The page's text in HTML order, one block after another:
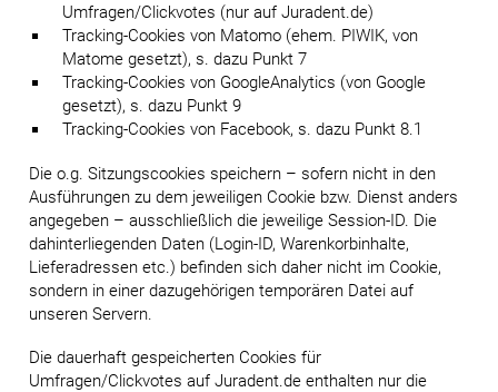
Umfragen/Clickvotes (nur auf Juradent.de)
Tracking-Cookies von Matomo (ehem. PIWIK, von
Matome gesetzt), s. dazu Punkt 7
Tracking-Cookies von GoogleAnalytics (von Google
gesetzt), s. dazu Punkt 9
Tracking-Cookies von Facebook, s. dazu Punkt 8.1
Die o.g. Sitzungscookies speichern – sofern nicht in den
Ausführungen zu dem jeweiligen Cookie bzw. Dienst anders
angegeben – ausschließlich die jeweilige Session-ID. Die
dahinterliegenden Daten (Login-ID, Warenkorbinhalte,
Lieferadressen etc.) befinden sich daher nicht im Cookie,
sondern in einer dazugehörigen temporären Datei auf
unseren Servern.
Die dauerhaft gespeicherten Cookies für
Umfragen/Clickvotes auf Juradent.de enthalten nur die